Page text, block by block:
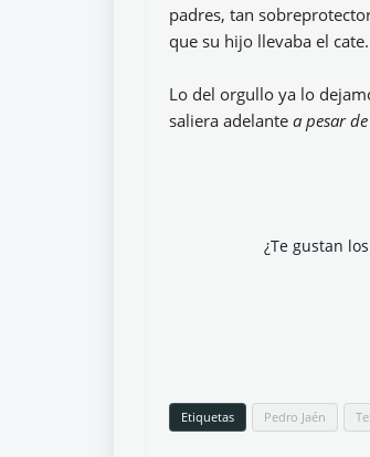
padres, tan
que su hijo llevaba el cate.
Lo del orgullo ya lo
saliera adelante a pesar de
¿Te gustan
Etiquetas Pedro Jaén